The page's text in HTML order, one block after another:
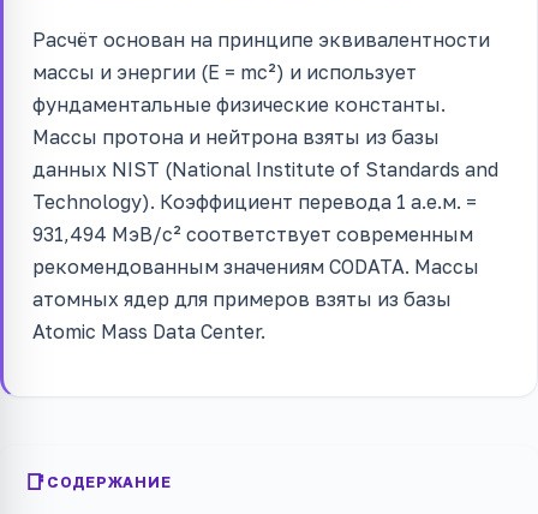
Расчёт основан на принципе эквивалентности
массы и энергии (E = mc²) и использует
фундаментальные физические константы.
Массы протона и нейтрона взяты из базы
данных NIST (National Institute of Standards and
Technology). Коэффициент перевода 1 а.е.м. =
931,494 МэВ/c² соответствует современным
рекомендованным значениям CODATA. Массы
атомных ядер для примеров взяты из базы
Atomic Mass Data Center.
СОДЕРЖАНИЕ